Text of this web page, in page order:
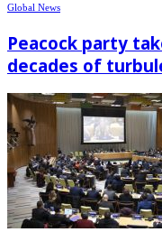
Global News
Peacock party
decades of